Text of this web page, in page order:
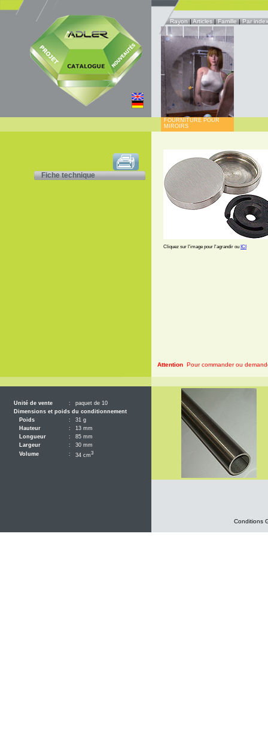
Rayon|Articles|Famille|Par index
Fiche technique
Unité de vente :
paquet de 10
Dimensions et poids du conditionnement
Poids
:
31 g
Hauteur
:
13 mm
Longueur
:
85 mm
Largeur
:
30 mm
Volume
: 34 cm3
FOURNITURE POUR
MIROIRS
Cliquez sur l'image pour l'agrandir ou ICI
Attention Pour commander ou
Conditions